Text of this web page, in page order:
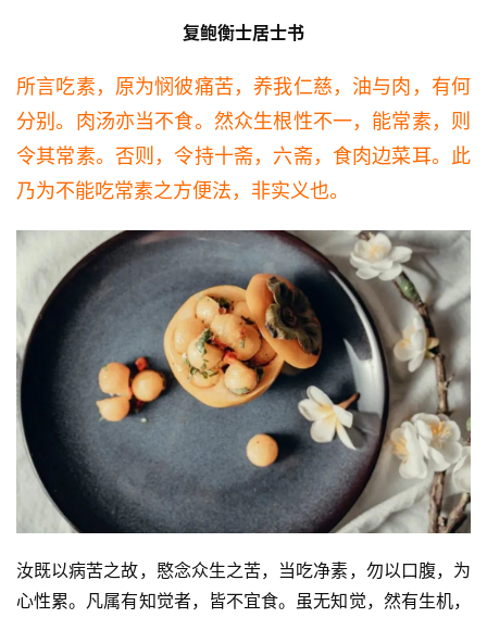
八
点
复鲍衡士居士书
所言吃素，原为悯彼痛苦，养我仁慈，油与肉，有何
分别。肉汤亦当不食。然众生根性不一，能常素，则
令其常素。否则，令持十斋，六斋，食肉边菜耳。此
乃为不能吃常素之方便法，非实义也。
汝既以病苦之故，愍念众生之苦，当吃净素，勿以口腹，为
心性累。凡属有知觉者，皆不宜食。虽无知觉，然有生机，